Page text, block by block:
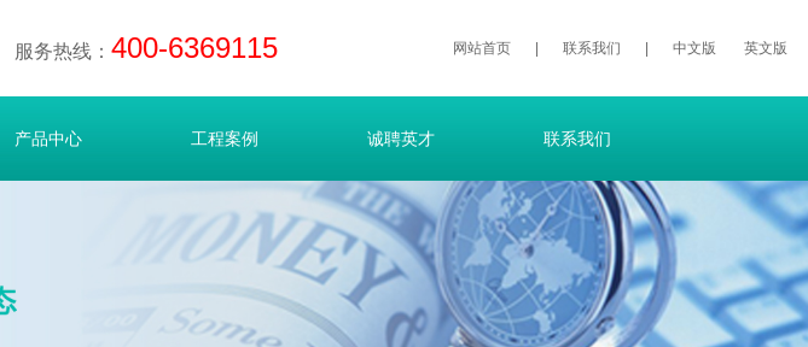
服务热线： 400-6369115 网站首页 联系我们 中文版 英文版
产品中心 工程案例 诚聘英才 联系我们